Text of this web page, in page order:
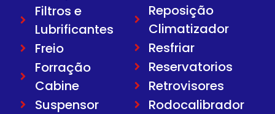
Filtros e
Lubrificantes
Freio
Forração
Cabine
Suspensor
Reposição
Climatizador
Resfriar
Reservatorios
Retrovisores
Rodocalibrador